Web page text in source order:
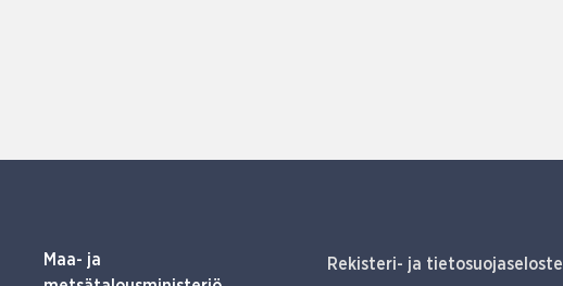
Maa- ja
Rekisteri- ja tietosuojaseloste